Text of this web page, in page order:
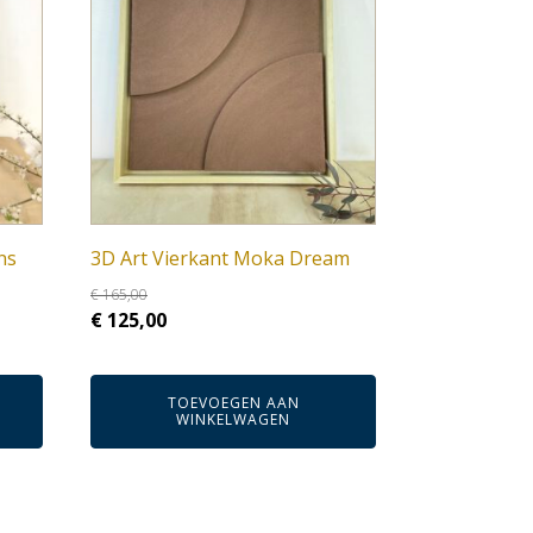
3D Art Vierkant Moka Dream
€165,00
Oorspronkelijke
was:
€ 125,00Huidige
is:
€ 125,00.
TOEVOEGEN AAN
WINKELWAGEN